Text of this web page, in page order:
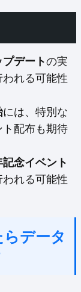
デートの実
れる可能性
には、特別な
配布も期待
記念イベント
れる可能性
データ